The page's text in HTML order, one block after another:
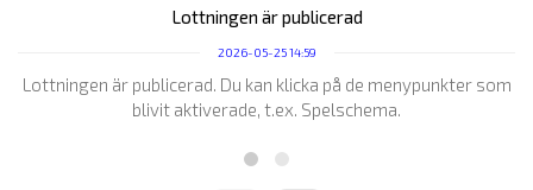
Lottningen är publicerad
2026-05-25 14:59
Lottningen är publicerad. Du kan klicka på de menypunkter som
blivit aktiverade, t.ex. Spelschema.